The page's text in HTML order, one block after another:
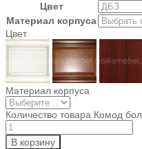
Цвет
Материал корпуса
Цвет
Материал корпуса
Количество товара Комод
В корзину